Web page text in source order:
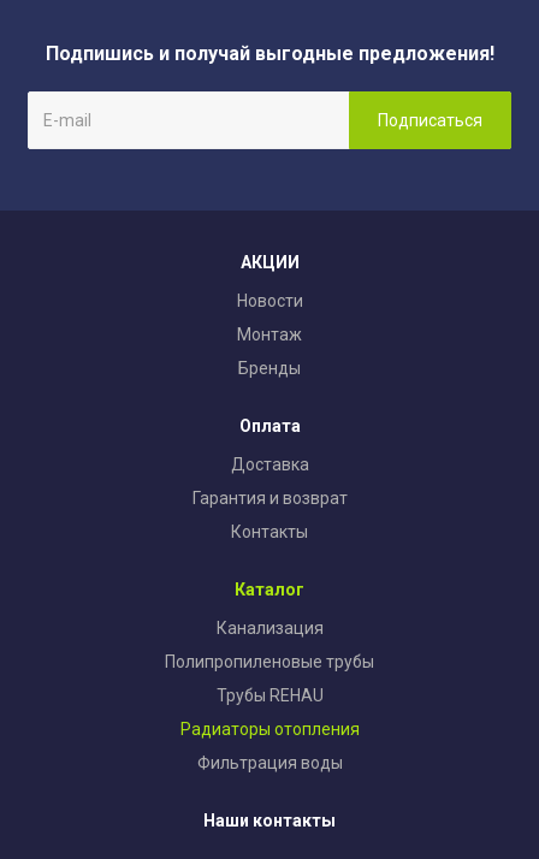
Подпишись и получай выгодные предложения!
АКЦИИ
Новости
Монтаж
Бренды
Оплата
Доставка
Гарантия и возврат
Контакты
Каталог
Канализация
Полипропиленовые трубы
Трубы REHAU
Радиаторы отопления
Фильтрация воды
Наши контакты